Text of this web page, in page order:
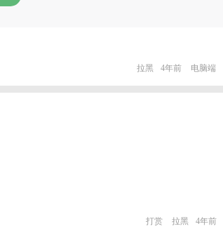
拉黑 4年前 电脑端
打赏 拉黑 4年前